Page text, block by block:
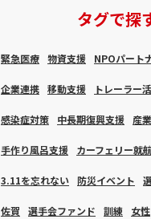
タグで探
緊急医療 物資支援 NPOパート
企業連携 移動支援 トレーラー
感染症対策 中長期復興支援 産
手作り風呂支援 カーフェリー就
3.11を忘れない 防災イベント
佐賀 選手会ファンド 訓練 女性